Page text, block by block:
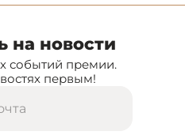
на новости
событий премии.
первым!